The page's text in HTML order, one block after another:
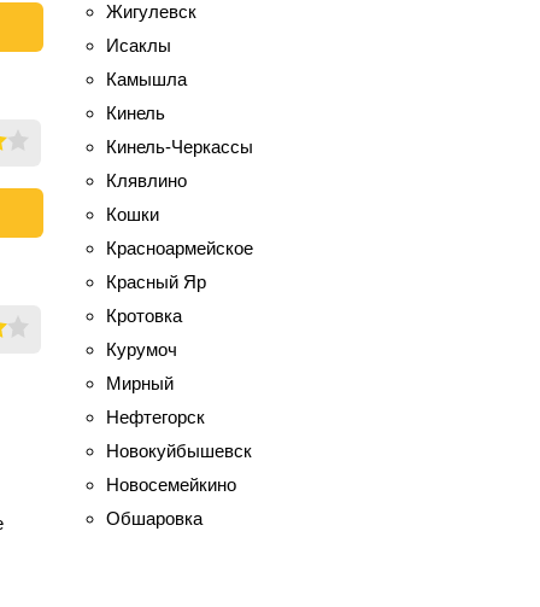
Жигулевск
Исаклы
Камышла
Кинель
Кинель-Черкассы
Клявлино
Кошки
Красноармейское
Красный Яр
Кротовка
Курумоч
Мирный
Нефтегорск
Новокуйбышевск
Новосемейкино
Обшаровка